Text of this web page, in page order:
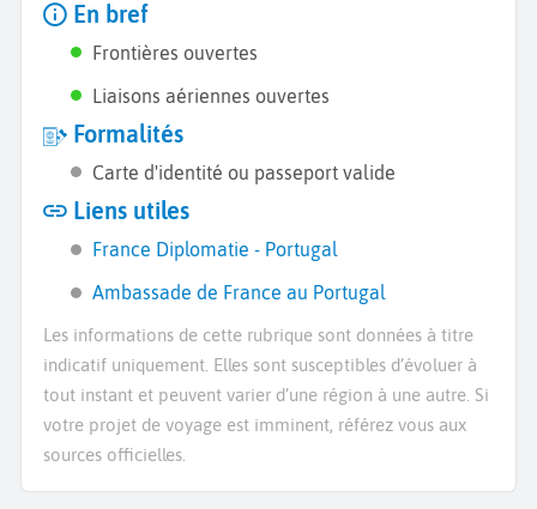
En bref
Frontières ouvertes
Liaisons aériennes ouvertes
Formalités
Carte d'identité ou passeport valide
Liens utiles
France Diplomatie - Portugal
Ambassade de France au Portugal
Les informations de cette rubrique sont données à titre
indicatif uniquement. Elles sont susceptibles d’évoluer à
tout instant et peuvent varier d’une région à une autre. Si
votre projet de voyage est imminent, référez vous aux
sources officielles.